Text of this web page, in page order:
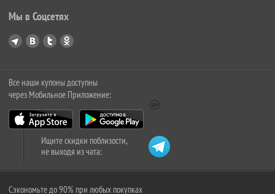
Мы в Соцсетях
Все наши купоны доступны
через Мобильное Приложение:
Ищите скидки поблизости,
не выходя из чата:
Сэкономьте до 90% при любых покупках